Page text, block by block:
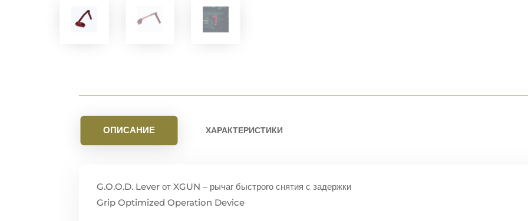
ОПИСАНИЕ ХАРАКТЕРИСТИКИ
G.O.O.D. Lever от XGUN – рычаг быстрого снятия с задержки
Grip Optimized Operation Device